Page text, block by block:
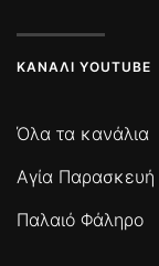
ΚΑΝΆΛΙ YOUTUBE
Όλα τα κανάλια
Αγία Παρασκευή
Παλαιό Φάληρο